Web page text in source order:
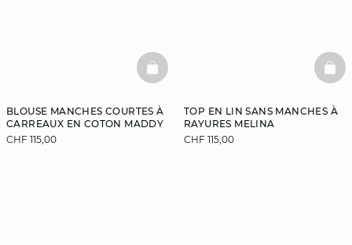
BLOUSE MANCHES COURTES À
CARREAUX EN COTON MADDY
CHF 115,00
BASKETFULL
TOP EN LIN SANS MANCHES À
RAYURES MELINA
CHF 115,00